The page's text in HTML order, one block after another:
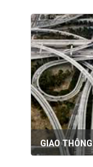
GIAO THÔNG